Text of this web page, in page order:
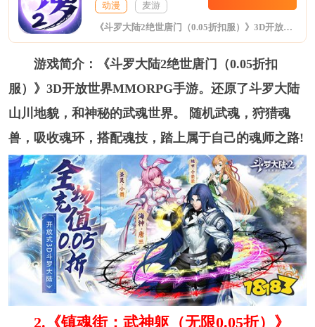
动漫 麦游
《斗罗大陆2绝世唐门（0.05折扣服）》3D开放世界MMORPG手游。还原了斗罗大陆山川地貌，和神秘的武魂世界。 随机武魂，狩猎魂兽，吸收魂环，搭配魂技，踏上属于自己的魂师之路!
游戏简介：《斗罗大陆2绝世唐门（0.05折扣
服）》3D开放世界MMORPG手游。还原了斗罗大陆
山川地貌，和神秘的武魂世界。 随机武魂，狩猎魂
兽，吸收魂环，搭配魂技，踏上属于自己的魂师之路!
2. 《镇魂街：武神躯（无限0.05折）》